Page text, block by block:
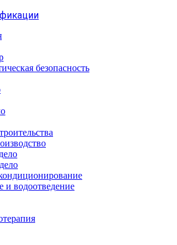
безопасность
и водоотведение